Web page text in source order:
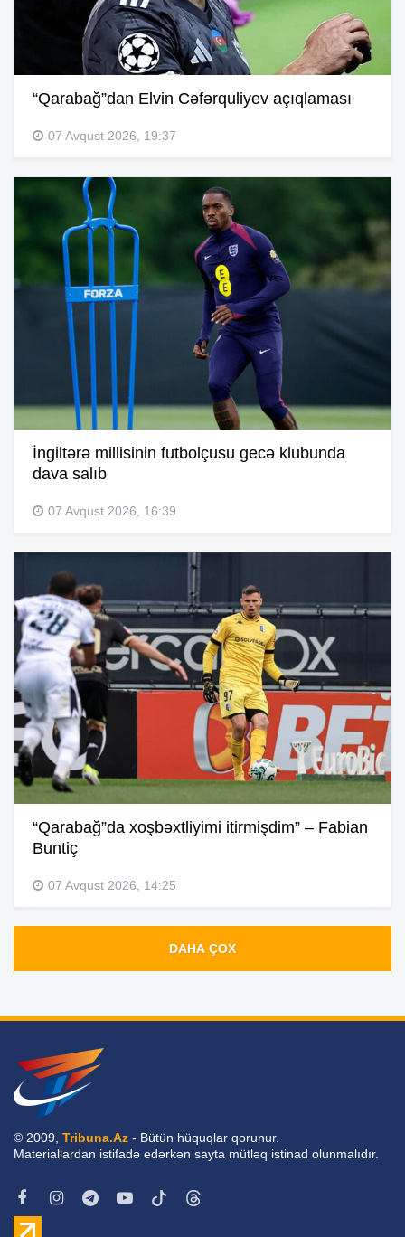
“Qarabağ”dan Elvin Cəfərquliyev açıqlaması
07 Avqust 2026, 19:37
İngiltərə millisinin futbolçusu gecə klubunda
dava salıb
07 Avqust 2026, 16:39
“Qarabağ”da xoşbəxtliyimi itirmişdim” – Fabian
Buntiç
07 Avqust 2026, 14:25
DAHA ÇOX
© 2009, Tribuna.Az - Bütün hüquqlar qorunur.
Materiallardan istifadə edərkən sayta mütləq istinad olunmalıdır.